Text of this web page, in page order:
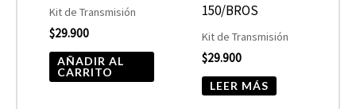
Kit de Transmisión
$29.900
AÑADIR AL
CARRITO
150/BROS
Kit de Transmisión
$29.900
LEER MÁS